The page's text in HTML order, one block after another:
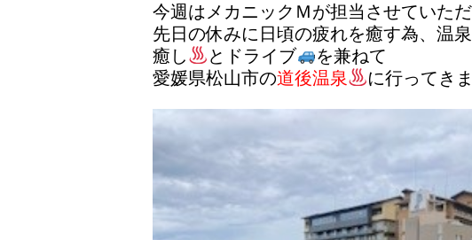
今週はメカニックＭが担当させていただ
先日の休みに日頃の疲れを癒す為、温
癒し
とドライブ
を兼ねて
愛媛県松山市の道後温泉 に行ってき